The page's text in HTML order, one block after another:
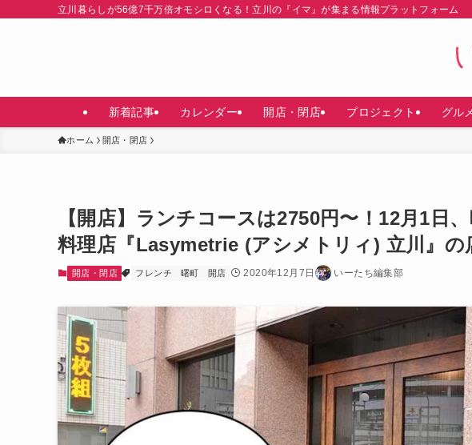
立川暮らしが56億7千万倍オモシロくなる！立川の『イマ』が集まる情報プラットフォーム
新着記事 カレンダー 開店・閉店 プロジェクト グル
ホーム 開店・閉店
【開店】ランチコースは2750円〜！12月1日
料理店『Lasymetrie (アシメトリィ) 立川』の
開店・閉店 フレンチ 曙町 開店 2020年12月7日 いーたち編集部